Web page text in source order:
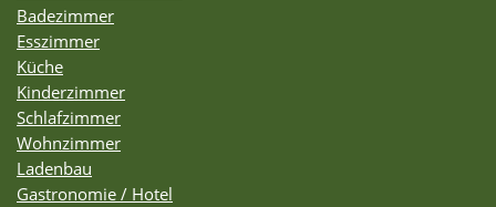
Badezimmer
Esszimmer
Küche
Kinderzimmer
Schlafzimmer
Wohnzimmer
Ladenbau
Gastronomie / Hotel